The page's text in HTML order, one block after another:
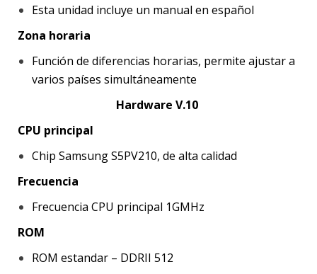
Esta unidad incluye un manual en español
Zona horaria
Función de diferencias horarias, permite ajustar a
varios países simultáneamente
Hardware V.10
CPU principal
Chip Samsung S5PV210, de alta calidad
Frecuencia
Frecuencia CPU principal 1GMHz
ROM
ROM estandar – DDRII 512